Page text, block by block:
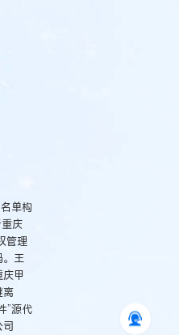
单构
庆
管理
。王
甲
离
”源代
司